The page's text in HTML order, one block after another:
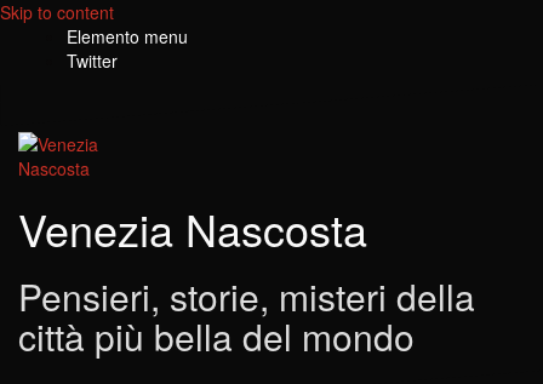
Skip to content
Elemento menu
Twitter
Venezia Nascosta
Pensieri, storie, misteri della
città più bella del mondo